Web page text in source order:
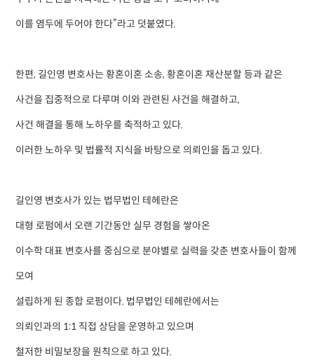
이를 염두에 두어야 한다”라고 덧붙였다.
한편, 길인영 변호사는 황혼이혼 소송, 황혼이혼 재산분할 등과 같은
사건을 집중적으로 다루며 이와 관련된 사건을 해결하고,
사건 해결을 통해 노하우를 축적하고 있다.
이러한 노하우 및 법률적 지식을 바탕으로 의뢰인을 돕고 있다.
길인영 변호사가 있는 법무법인 테헤란은
대형 로펌에서 오랜 기간동안 실무 경험을 쌓아온
이수학 대표 변호사를 중심으로 분야별로 실력을 갖춘 변호사들이 함께
모여
설립하게 된 종합 로펌이다. 법무법인 테헤란에서는
의뢰인과의 1:1 직접 상담을 운영하고 있으며
철저한 비밀보장을 원칙으로 하고 있다.